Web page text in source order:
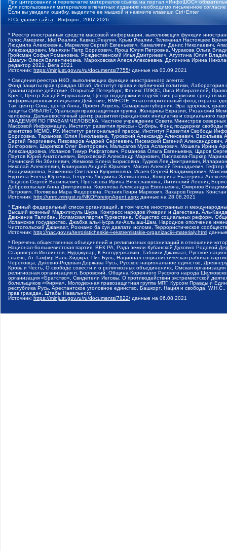
При цитировании и перепечатке материалов ссылка на портал «ИнфоШОС»
Для использования материалов в печатных изданиях необходимо письменное
Если вы увидели ошибку, выделите ее мышкой и нажмите клавиши Ctrl+Enter
©Создание сайта - Инфорос, 2007-2026
* Реестр иностранных средств массовой информации, выполняющих функции
Голос Америки, Idel.Реалии, Кавказ.Реалии, Крым.Реалии, Телеканал Настоящее
Людмила Алексеевна, Маркелов Сергей Евгеньевич, Камалягин Денис Николаевич,
Александрович, Маняхин Петр Борисович, Ярош Юлия Петровна, Чуракова Ольга
Гройсман Софья Романовна, Рождественский Илья Дмитриевич, Апухтина Юлия
Шмагун Олеся Валентиновна, Мароховская Алеся Алексеевна, Долинина Ирина
редактор 2021, Вега 2021
Источник: https://minjust.gov.ru/ru/documents/7755/ данные на 03.09.2021
* Сведения реестра НКО, выполняющих функции иностранного агента:
Фонд защиты прав граждан Штаб, Институт права и публичной политики,
Гуманитарное действие, Открытый Петербург, Феникс ПЛЮС, Лига Избирателей,
Крест, Центр Хасдей Ерушалаим, Центр поддержки и содействия развитию средств
информационных инициатив Действие, ВМЕСТЕ, Благотворительный фонд охраны
Так, центр Сова, центр Анна, Проект Апрель, Самарская губерния, Эра здоровья,
защиты СИБАЛЬТ, Уральская правозащитная группа, Женщины Евразии, Рязанский
человека, Дальневосточный центр развития гражданских инициатив и социального
АКАДЕМИЯ ПО ПРАВАМ ЧЕЛОВЕКА, Частное учреждение Совета Министров северных
Массовой Информации, Институт развития прессы - Сибирь, Фонд поддержки
агентство МЕМО. РУ, Институт региональной прессы, Институт Развития Свободы
Борисовна, Таранова Юлия Николаевна, Туровский Александр Алексеевич,
Сергей Георгиевич, Пивоваров Андрей Сергеевич, Писемский Евгений
Викторович, Шарипков Олег Викторович, Мальсагов Муса Асланович, Мошель Ирина
Александровна, Исламов Тимур Рифгатович, Романова Ольга Евгеньевна, Щаров
Паутов Юрий Анатольевич, Верховский Александр Маркович, Пислакова-Паркер
Рачинский Ян Збигневич, Жемкова Елена Борисовна, Гудков Лев Дмитриевич,
Николай Алексеевич, Блинушов Андрей Юрьевич, Мосин Алексей Геннадьевич,
Владимировна, Баженова Светлана Куприяновна, Исаев Сергей Владимирович,
Буртина Елена Юрьевна, Гендель Людмила Залмановна, Кокорина Екатерина
Подузов Сергей Васильевич, Протасова Ирина Вячеславовна, Литинский Леонид
Добровольская Анна Дмитриевна, Королева Александра Евгеньевна, Смирнов
Петрович, Полякова Мара Федоровна, Резник Генри Маркович, Захаров Герман
Источник: http://unro.minjust.ru/NKOForeignAgent.aspx данные на 28.08.2021
* Единый федеральный список организаций, в том числе иностранных и
Высший военный Маджлисуль Шура, Конгресс народов Ичкерии и Дагестана, Аль-
Движение Талибан, Исламская партия Туркестана, Общество социальных реформ,
Исламское государство, Джабха аль-Нусра ли-Ахль аш-Шам, Народное ополчение
Чистопольский Джамаат, Рохнамо ба суи давлати исломи, Террористическое
Источник: http://nac.gov.ru/terroristicheskie-i-ekstremistskie-organizacii-i-materialy.html
* Перечень общественных объединений и религиозных организаций в отношении
Национал-большевистская партия, ВЕК РА, Рада земли Кубанской Духовно Родовой
Староверов-Инглингов, Нурджулар, К Богодержавию, Таблиги Джамаат, Русское
славян, Ат-Такфир Валь-Хиджра, Пит Буль, Национал-социалистическая рабочая
Череповца, Духовно-Родовая Держава Русь, Русское национальное единство,
Кровь и Честь, О свободе совести и о религиозных объединениях, Омская
религиозная организация п. Боровский, Община Коренного Русского народа
организация «Братство», Свидетели Иеговы, О противодействии экстремистской
болельщиков «Фирма», Молодежная правозащитная группа МПГ, Курсом Правды и
республика Русь, Арестантское уголовное единство, Башкорт, Нация и свобода,
прав граждан, Штабы Навального
Источник: https://minjust.gov.ru/ru/documents/7822/ данные на 06.08.2021